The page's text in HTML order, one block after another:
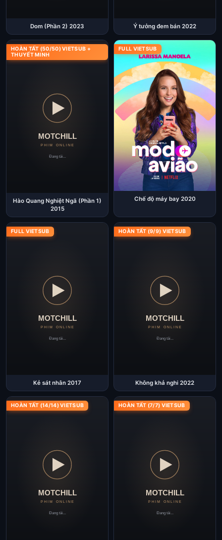
Dom (Phần 2) 2023 Ý tưởng đem bán 2022
HOÀN TẤT (50/50) VIETSUB +
THUYẾT MINH
Hào Quang Nghiệt Ngã (Phần 1)
2015
FULL VIETSUB
Chế độ máy bay 2020
FULL VIETSUB
Kẻ sát nhân 2017
HOÀN TẤT (9/9) VIETSUB
Không khả nghi 2022
HOÀN TẤT (14/14) VIETSUB HOÀN TẤT (7/7) VIETSUB